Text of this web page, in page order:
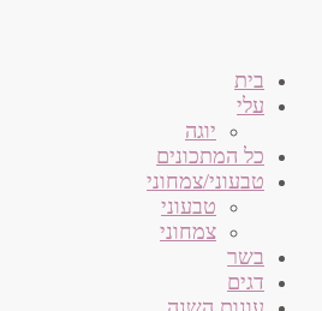
בית
עלי
יוגה
כל המתכונים
טבעוני/צמחוני
טבעוני
צמחוני
בשר
דגים